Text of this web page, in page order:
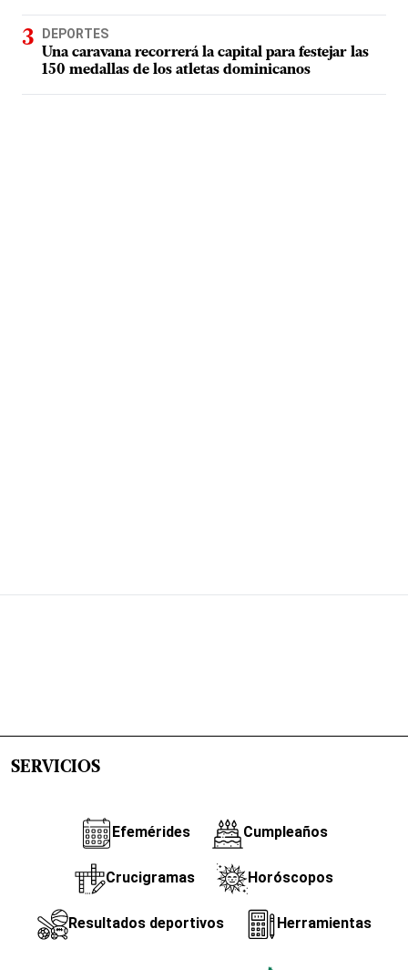
DEPORTES
Una caravana recorrerá la capital para festejar las
150 medallas de los atletas dominicanos
SERVICIOS
Efemérides Cumpleaños
Crucigramas Horóscopos
Resultados deportivos Herramientas